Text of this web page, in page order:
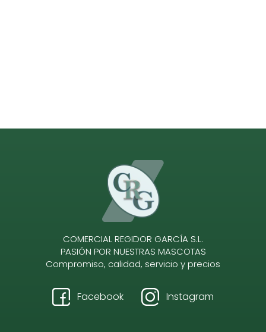
COMERCIAL REGIDOR GARCÍA S.L.
PASIÓN POR NUESTRAS MASCOTAS
Compromiso, calidad, servicio y precios
Facebook Instagram